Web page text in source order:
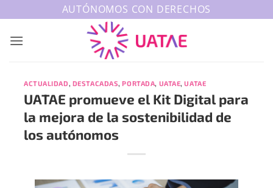
al
AUTÓNOMOS CON DERECHOS
ACTUALIDAD, DESTACADAS,PORTADA, UATAE,UATAE
UATAE promueve el Kit Digital para
la mejora de la sostenibilidad de
los autónomos